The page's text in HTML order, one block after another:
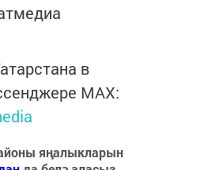
в
MАХ:
яңалыкларын